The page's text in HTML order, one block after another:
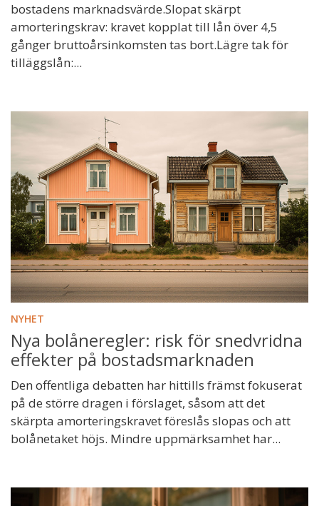
bostadens marknadsvärde.Slopat skärpt
amorteringskrav: kravet kopplat till lån över 4,5
gånger bruttoårsinkomsten tas bort.Lägre tak för
tilläggslån:...
NYHET
Nya bolåneregler: risk för snedvridna
effekter på bostadsmarknaden
Den offentliga debatten har hittills främst fokuserat
på de större dragen i förslaget, såsom att det
skärpta amorteringskravet föreslås slopas och att
bolånetaket höjs. Mindre uppmärksamhet har...